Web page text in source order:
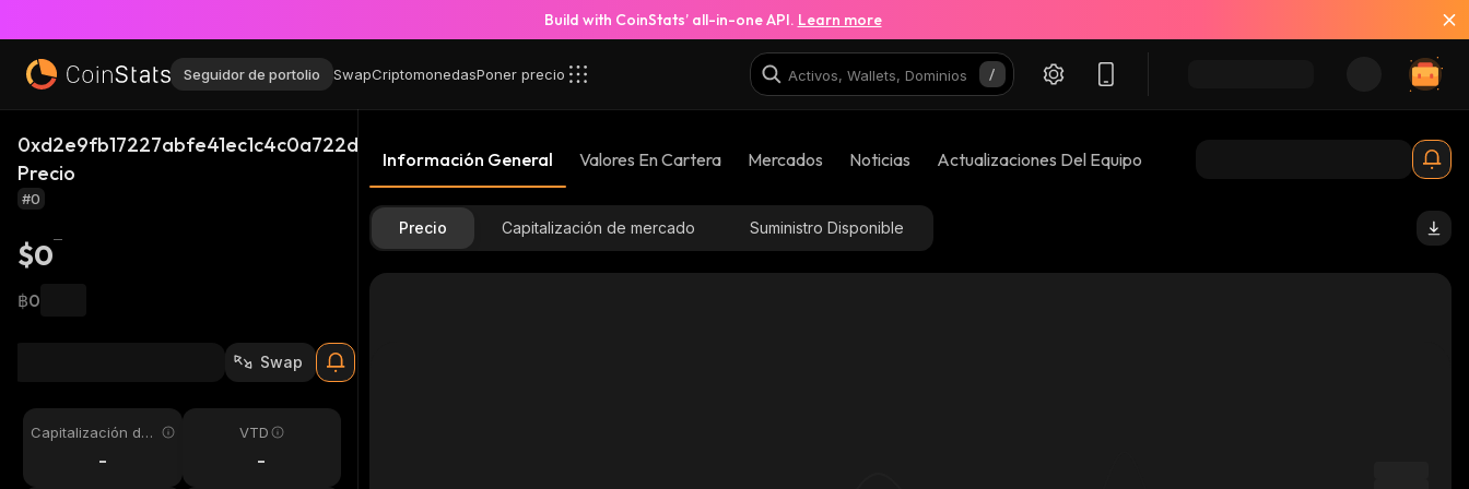
Build with CoinStats’ all-in-one API. Learn more
Seguidor de portolio SwapCriptomonedasPoner precio
0xd2e9fb17227abfe41ec1c4c0a722d9dea0c99999_binance_smart
Precio
0xd2e9fb17227abfe41ec1c4c0a722d9dea0c99999_binance_smart
#0
$0
฿0
Swap
Capitalización de
-
VTD
-
Información General Valores En Cartera Mercados Noticias Actualizaciones Del Equipo
Precio Capitalización de mercado Suministro Disponible